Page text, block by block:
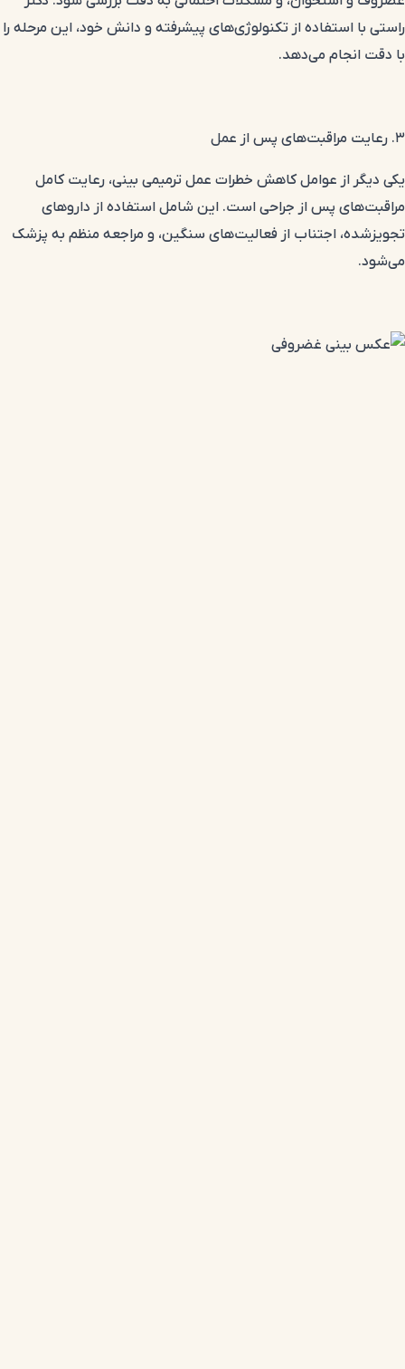
راستی با استفاده از تکنولوژی‌های پیشرفته و دانش خود، این مرحله را
با دقت انجام می‌دهد.
۳. رعایت مراقبت‌های پس از عمل
یکی دیگر از عوامل کاهش خطرات عمل ترمیمی بینی، رعایت کامل
مراقبت‌های پس از جراحی است. این شامل استفاده از داروهای
تجویزشده، اجتناب از فعالیت‌های سنگین، و مراجعه منظم به پزشک
می‌شود.